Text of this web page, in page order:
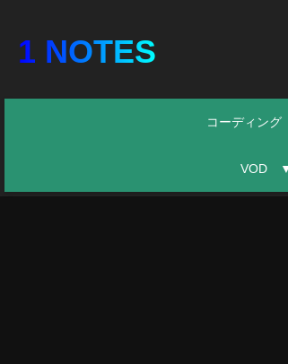
1 NOTES
コーディン
VOD